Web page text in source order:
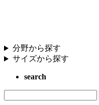
分野から探す
サイズから探す
search